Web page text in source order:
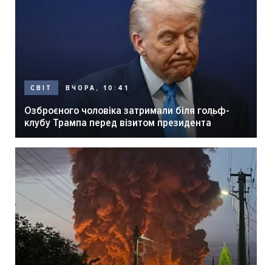
СВІТ ВЧОРА, 10:41
Озброєного чоловіка затримали біля гольф-
клубу Трампа перед візитом президента